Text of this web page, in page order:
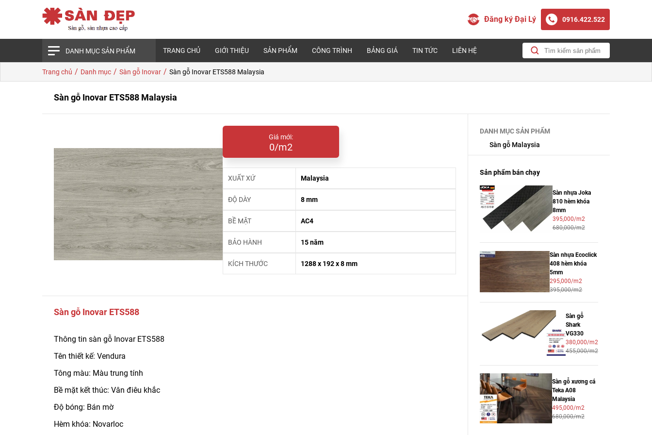
Đăng ký Đại Lý 0916.422.522
DANH MỤC SẢN PHẨM TRANG CHỦ GIỚI THIỆU SẢN PHẨM CÔNG TRÌNH BẢNG GIÁ TIN TỨC LIÊN HỆ
Trang chủ / Danh mục / Sàn gỗ Inovar / Sàn gỗ Inovar ETS588 Malaysia
Sàn gỗ Inovar ETS588 Malaysia
Giá mới:
0/m2
XUẤT XỨ Malaysia
ĐỘ DÀY 8 mm
BỀ MẶT AC4
BẢO HÀNH 15 năm
KÍCH THƯỚC 1288 x 192 x 8 mm
Sàn gỗ Inovar ETS588
Thông tin sàn gỗ Inovar ETS588
Tên thiết kế: Vendura
Tông màu: Màu trung tính
Bề mặt kết thúc: Vân điêu khắc
Độ bóng: Bán mờ
Hèm khóa: Novarloc
DANH MỤC SẢN PHẨM
Sàn gỗ Malaysia
Sản phẩm bán chạy
Sàn nhựa Joka
810 hèm khóa
8mm
395,000/m2
680,000/m2
Sàn nhựa Ecoclick
408 hèm khóa
5mm
295,000/m2
395,000/m2
Sàn gỗ
Shark
VG330
380,000/m2
455,000/m2
Sàn gỗ xương cá
Teka A08
Malaysia
495,000/m2
680,000/m2